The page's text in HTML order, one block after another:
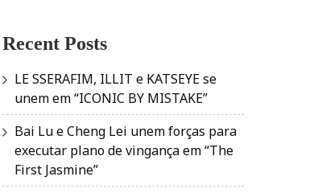
Recent Posts
LE SSERAFIM, ILLIT e KATSEYE se
unem em “ICONIC BY MISTAKE”
Bai Lu e Cheng Lei unem forças para
executar plano de vingança em “The
First Jasmine”